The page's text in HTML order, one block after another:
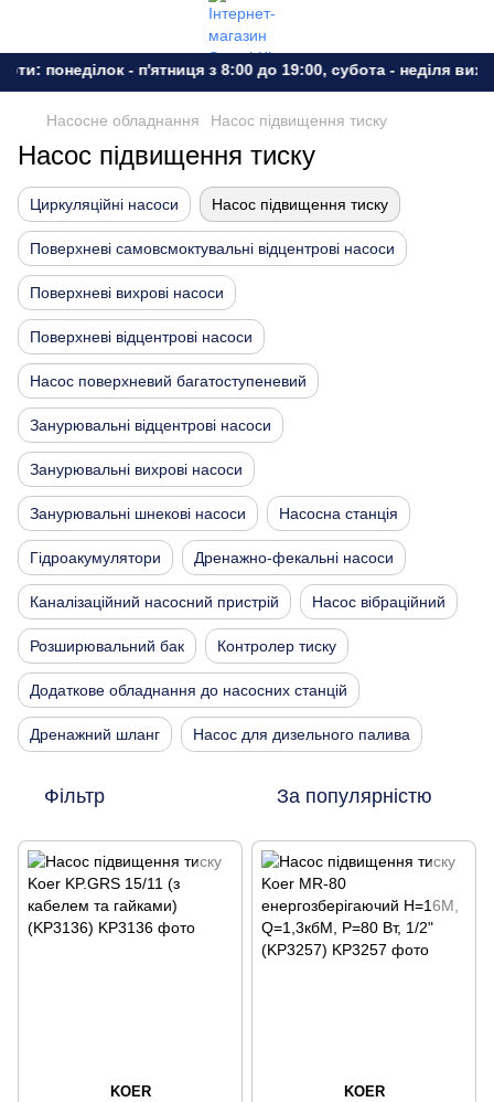
понеділок - п'ятниця з 8:00 до 19:00, субота - неділя
Насосне обладнання Насос підвищення тиску
Насос підвищення тиску
Циркуляційні насоси Насос підвищення тиску
Поверхневі самовсмоктувальні відцентрові насоси
Поверхневі вихрові насоси
Поверхневі відцентрові насоси
Насос поверхневий багатоступеневий
Занурювальні відцентрові насоси
Занурювальні вихрові насоси
Занурювальні шнекові насоси Насосна станція
Гідроакумулятори Дренажно-фекальні насоси
Каналізаційний насосний пристрій Насос вібраційний
Розширювальний бак Контролер тиску
Додаткове обладнання до насосних станцій
Дренажний шланг Насос для дизельного палива
Фільтр За популярністю
KOER
KOER